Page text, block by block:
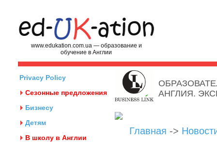
www.edukation.com.ua — образование и
обучение в Англии
Privacy Policy
Сезонные предложения
Бизнесу
Детям
В школу в Англии
АНГЛИЯ.
Главная ->